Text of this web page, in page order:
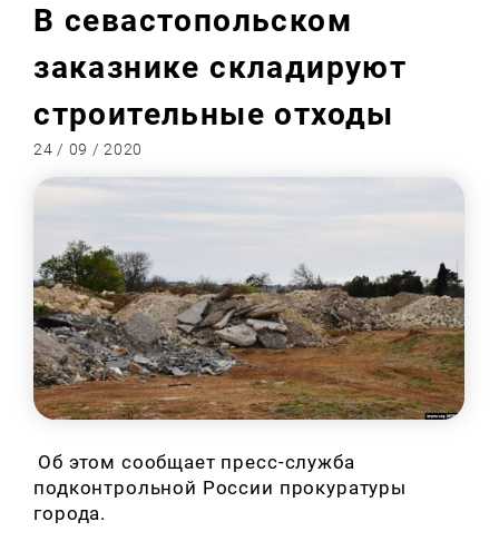
В севастопольском
заказнике складируют
строительные отходы
24 / 09 / 2020
Об этом сообщает пресс-служба
подконтрольной России прокуратуры
города.